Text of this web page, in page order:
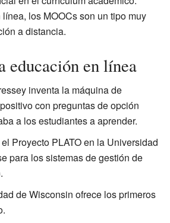
los MOOCs son un tipo muy
a distancia.
educación en línea
inventa la máquina de
con preguntas de opción
a los estudiantes a aprender.
Proyecto PLATO en la Universidad
para los sistemas de gestión de
de Wisconsin ofrece los primeros